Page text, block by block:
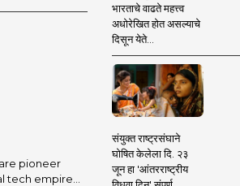
pioneer
tech empire...
भारताचे वाढते महत्त्व
अधोरेखित होत असल्याचे
दिसून येते...
संयुक्त राष्ट्रसंघाने
घोषित केलेला दि. २३
जून हा 'आंतरराष्ट्रीय